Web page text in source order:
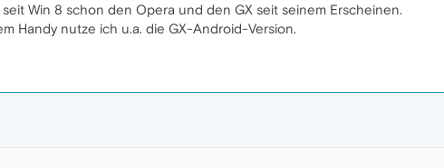
Win 8 schon den Opera und den GX seit seinem Erscheinen.
Handy nutze ich u.a. die GX-Android-Version.